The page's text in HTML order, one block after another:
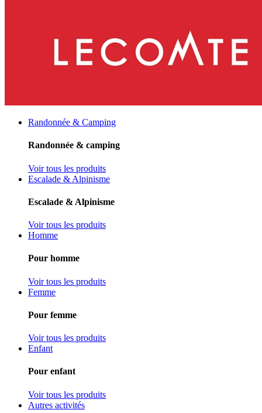
Randonnée & Camping
Randonnée & camping
Voir tous les produits
Escalade & Alpinisme
Escalade & Alpinisme
Voir tous les produits
Homme
Pour homme
Voir tous les produits
Femme
Pour femme
Voir tous les produits
Enfant
Pour enfant
Voir tous les produits
Autres activités